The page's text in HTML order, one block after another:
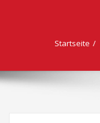
Startseite